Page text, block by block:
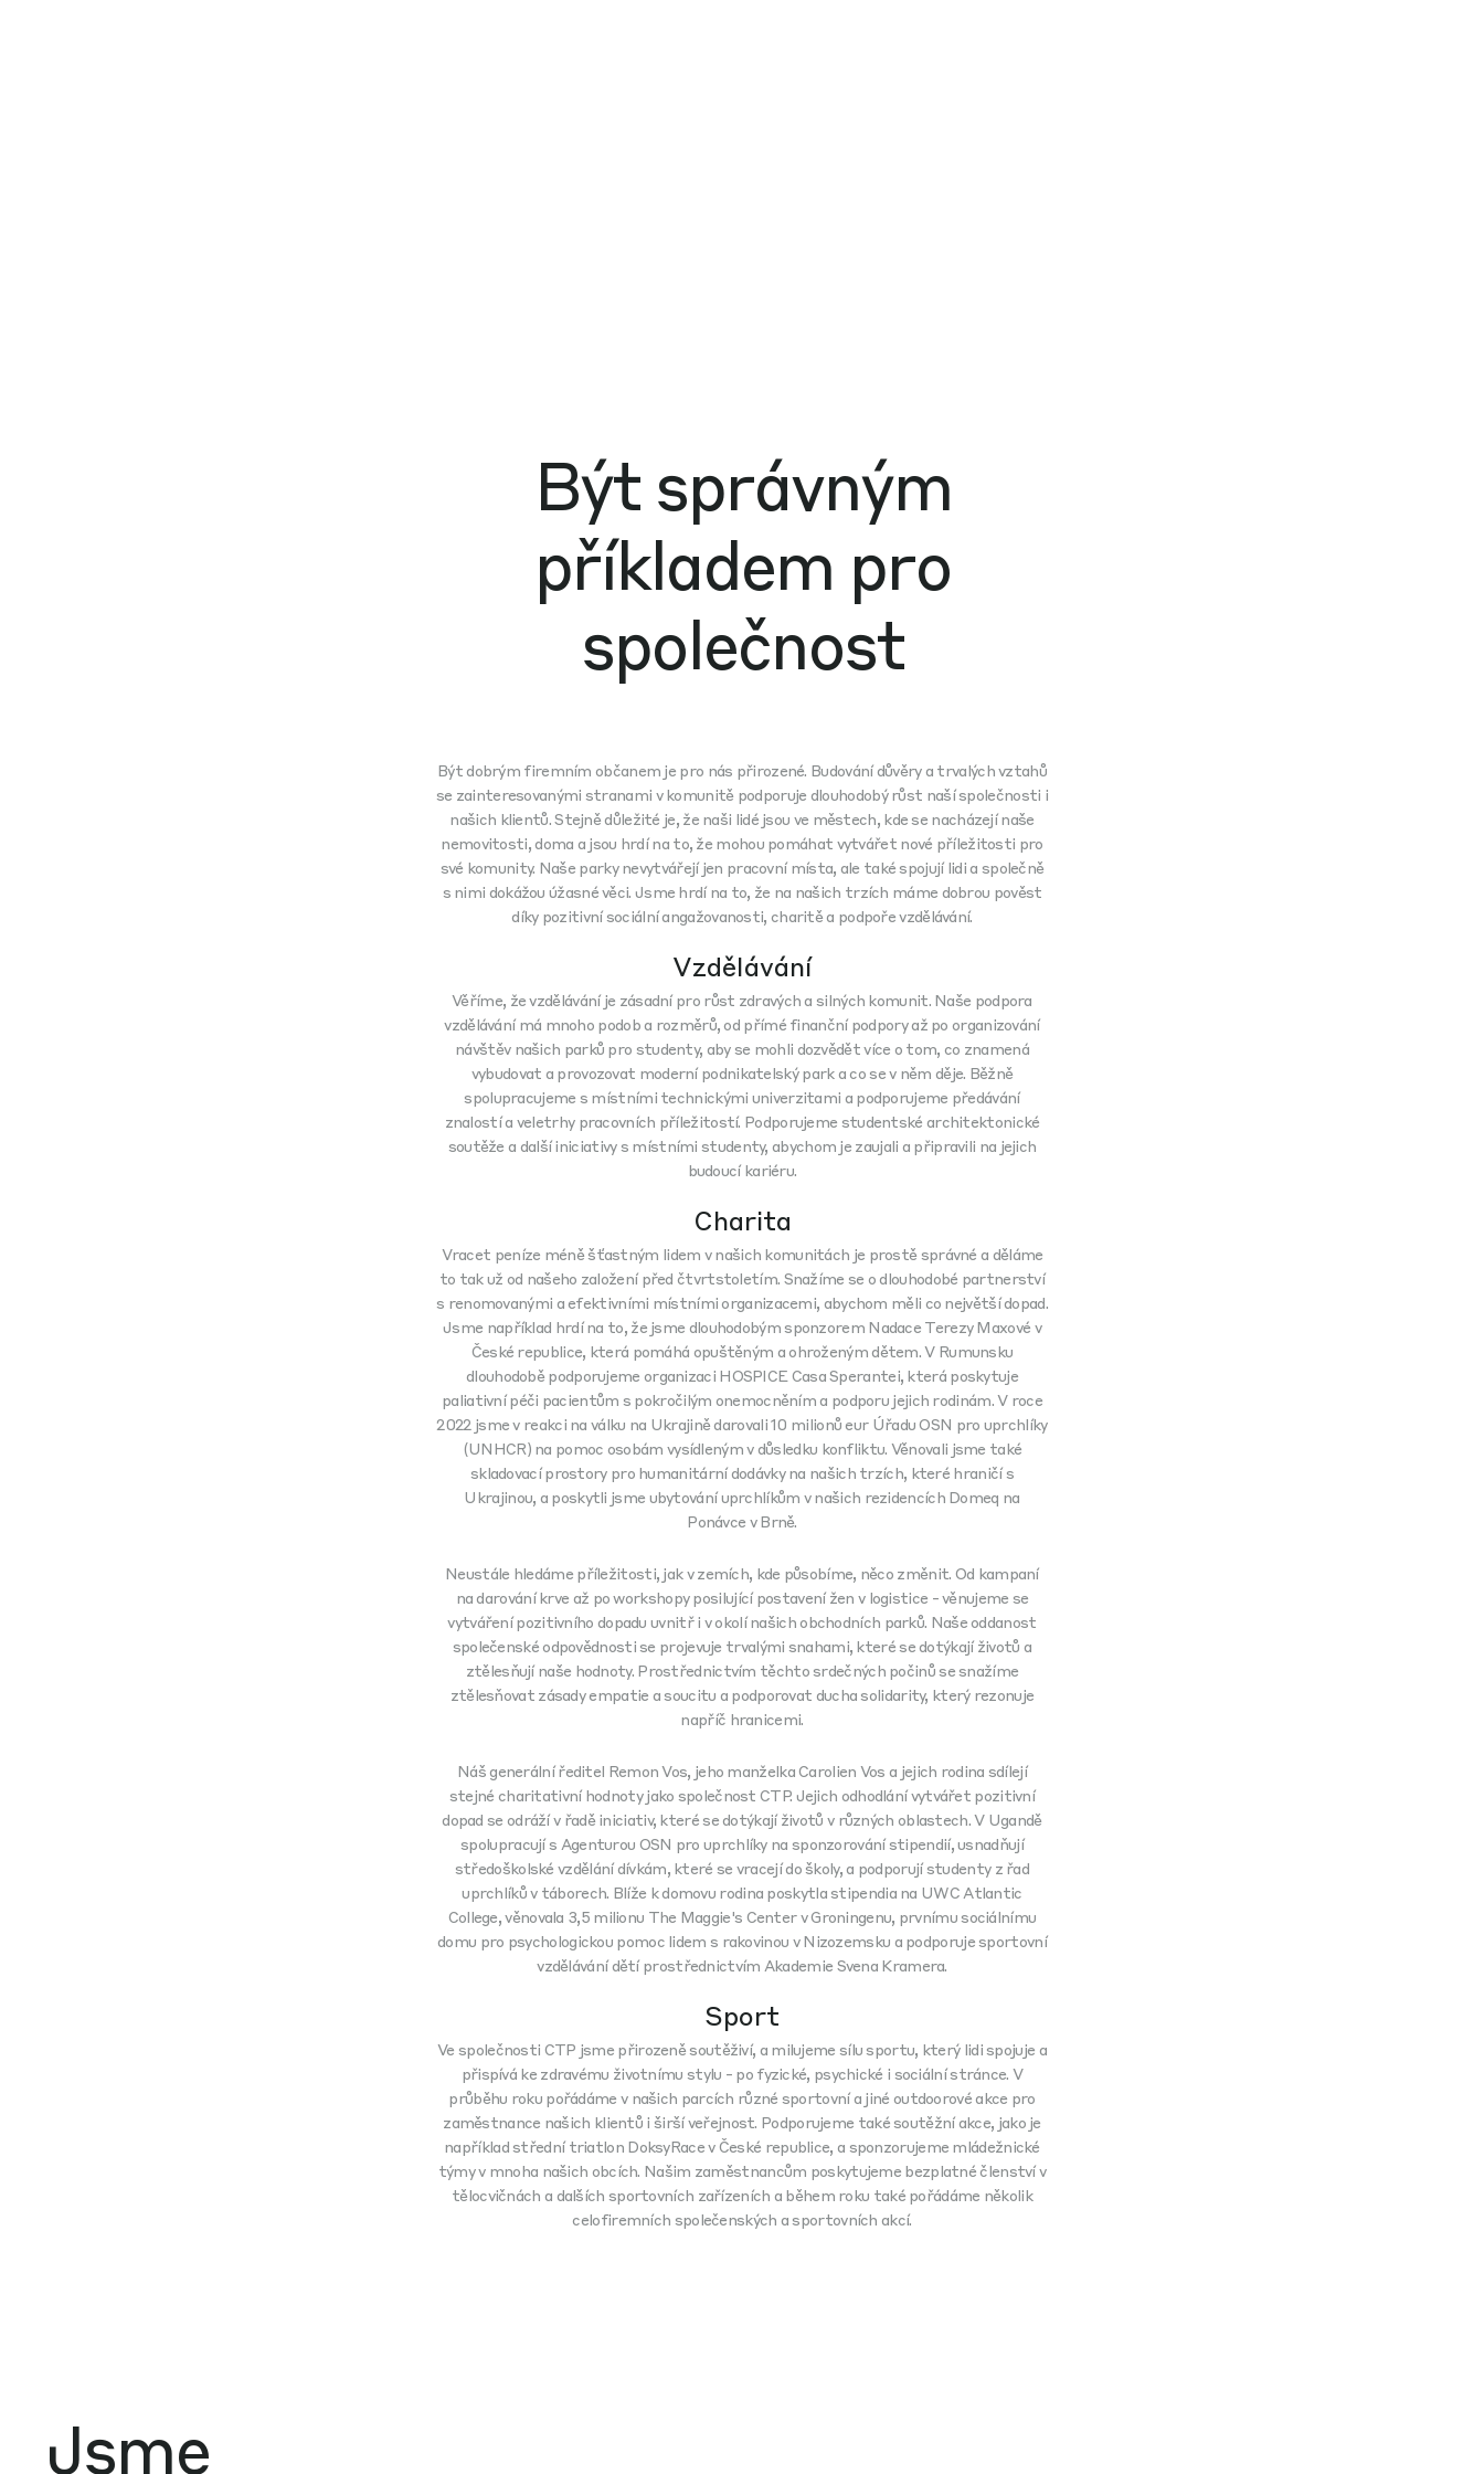
Být správným
příkladem pro
společnost
Být dobrým firemním občanem je pro nás přirozené. Budování důvěry a trvalých vztahů
se zainteresovanými stranami v komunitě podporuje dlouhodobý růst naší společnosti i
našich klientů. Stejně důležité je, že naši lidé jsou ve městech, kde se nacházejí naše
nemovitosti, doma a jsou hrdí na to, že mohou pomáhat vytvářet nové příležitosti pro
své komunity. Naše parky nevytvářejí jen pracovní místa, ale také spojují lidi a společně
s nimi dokážou úžasné věci. Jsme hrdí na to, že na našich trzích máme dobrou pověst
díky pozitivní sociální angažovanosti, charitě a podpoře vzdělávání.
Vzdělávání
Věříme, že vzdělávání je zásadní pro růst zdravých a silných komunit. Naše podpora
vzdělávání má mnoho podob a rozměrů, od přímé finanční podpory až po organizování
návštěv našich parků pro studenty, aby se mohli dozvědět více o tom, co znamená
vybudovat a provozovat moderní podnikatelský park a co se v něm děje. Běžně
spolupracujeme s místními technickými univerzitami a podporujeme předávání
znalostí a veletrhy pracovních příležitostí. Podporujeme studentské architektonické
soutěže a další iniciativy s místními studenty, abychom je zaujali a připravili na jejich
budoucí kariéru.
Charita
Vracet peníze méně šťastným lidem v našich komunitách je prostě správné a děláme
to tak už od našeho založení před čtvrtstoletím. Snažíme se o dlouhodobé partnerství
s renomovanými a efektivními místními organizacemi, abychom měli co největší dopad.
Jsme například hrdí na to, že jsme dlouhodobým sponzorem Nadace Terezy Maxové v
České republice, která pomáhá opuštěným a ohroženým dětem. V Rumunsku
dlouhodobě podporujeme organizaci HOSPICE Casa Sperantei, která poskytuje
paliativní péči pacientům s pokročilým onemocněním a podporu jejich rodinám. V roce
2022 jsme v reakci na válku na Ukrajině darovali 10 milionů eur Úřadu OSN pro uprchlíky
(UNHCR) na pomoc osobám vysídleným v důsledku konfliktu. Věnovali jsme také
skladovací prostory pro humanitární dodávky na našich trzích, které hraničí s
Ukrajinou, a poskytli jsme ubytování uprchlíkům v našich rezidencích Domeq na
Ponávce v Brně.
Neustále hledáme příležitosti, jak v zemích, kde působíme, něco změnit. Od kampaní
na darování krve až po workshopy posilující postavení žen v logistice - věnujeme se
vytváření pozitivního dopadu uvnitř i v okolí našich obchodních parků. Naše oddanost
společenské odpovědnosti se projevuje trvalými snahami, které se dotýkají životů a
ztělesňují naše hodnoty. Prostřednictvím těchto srdečných počinů se snažíme
ztělesňovat zásady empatie a soucitu a podporovat ducha solidarity, který rezonuje
napříč hranicemi.
Náš generální ředitel Remon Vos, jeho manželka Carolien Vos a jejich rodina sdílejí
stejné charitativní hodnoty jako společnost CTP. Jejich odhodlání vytvářet pozitivní
dopad se odráží v řadě iniciativ, které se dotýkají životů v různých oblastech. V Ugandě
spolupracují s Agenturou OSN pro uprchlíky na sponzorování stipendií, usnadňují
středoškolské vzdělání dívkám, které se vracejí do školy, a podporují studenty z řad
uprchlíků v táborech. Blíže k domovu rodina poskytla stipendia na UWC Atlantic
College, věnovala 3,5 milionu The Maggie's Center v Groningenu, prvnímu sociálnímu
domu pro psychologickou pomoc lidem s rakovinou vNizozemsku a podporuje sportovní
vzdělávání dětí prostřednictvím Akademie Svena Kramera.
Sport
Ve společnosti CTP jsme přirozeně soutěživí, a milujeme sílu sportu, který lidi spojuje a
přispívá ke zdravému životnímu stylu - po fyzické, psychické i sociální stránce. V
průběhu roku pořádáme v našich parcích různé sportovní a jiné outdoorové akce pro
zaměstnance našich klientů i širší veřejnost. Podporujeme také soutěžní akce, jako je
například střední triatlon DoksyRace v České republice, a sponzorujeme mládežnické
týmy v mnoha našich obcích. Našim zaměstnancům poskytujeme bezplatné členství v
tělocvičnách a dalších sportovních zařízeních a během roku také pořádáme několik
celofiremních společenských a sportovních akcí.
Jsme